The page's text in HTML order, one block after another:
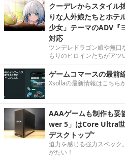
クーデレからスタイル
りな人外娘たちとホテ
少女」テーマのADV『
対応
ツンデレドラゴン娘や無口
もりのヒロインたちがアツ
ゲームコマースの最前
Xsollaの最新情報はこちら
AAAゲームも制作も
wer 5」はCore Ultra
デスクトップ”
迫力を感じる強力スペック
がたい！